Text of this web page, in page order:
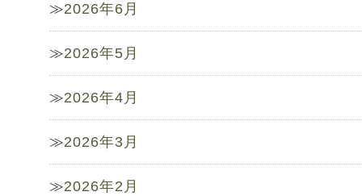
2026年6月
2026年5月
2026年4月
2026年3月
2026年2月